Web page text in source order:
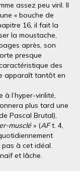
assez peu viril. Il
« bouche de
16, il fait la
la moustache,
après, son
presque
des
apparaît tantôt en
à l’hyper-virilité,
plus tard une
Pascal Brutal),
musclé» (AFt. 4,
à cet idéal.
et lâche.